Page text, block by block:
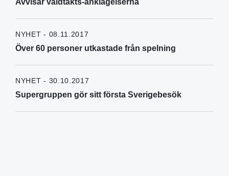
Avvisar våldtäkts-anklagelserna
NYHET - 08.11.2017
Över 60 personer utkastade från spelning
NYHET - 30.10.2017
Supergruppen gör sitt första Sverigebesök